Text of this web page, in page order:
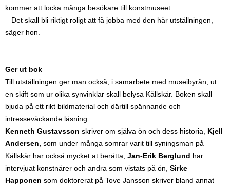
kommer att locka många besökare till konstmuseet.
– Det skall bli riktigt roligt att få jobba med den här utställningen,
säger hon.
Ger ut bok
Till utställningen ger man också, i samarbete med museibyrån, ut
en skift som ur olika synvinklar skall belysa Källskär. Boken skall
bjuda på ett rikt bildmaterial och därtill spännande och
intresseväckande läsning.
Kenneth Gustavsson skriver om själva ön och dess historia, Kjell
Andersen, som under många somrar varit till syningsman på
Källskär har också mycket at berätta, Jan-Erik Berglund har
intervjuat konstnärer och andra som vistats på ön, Sirke
Happonen som doktorerat på Tove Jansson skriver bland annat